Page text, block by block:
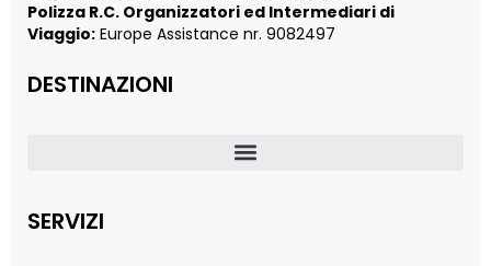
Polizza R.C. Organizzatori ed Intermediari di
Viaggio: Europe Assistance nr. 9082497
DESTINAZIONI
SERVIZI